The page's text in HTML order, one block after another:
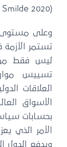
(Bryngel 2024; Smilde 2020).
وعلى مستوى
تستمر الأزمة
ليس فقط من
تسييس
العلاقات
الأسواق
بحسابات
الأمر الذي
ويدفع الدول